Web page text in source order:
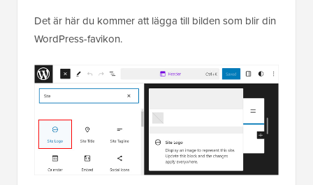
Det är här du kommer att lägga till bilden som blir din
WordPress-favikon.